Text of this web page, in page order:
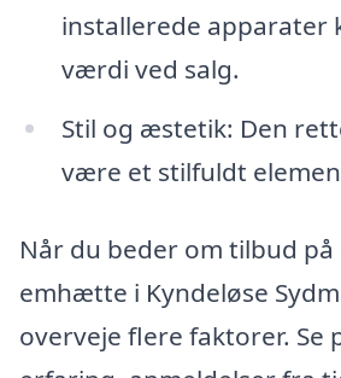
installerede apparater
værdi ved salg.
Stil og æstetik: Den
være et stilfuldt
Når du beder om tilbud
emhætte i Kyndeløse
overveje flere faktorer. Se